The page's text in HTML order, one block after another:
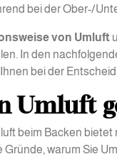
bei der Ober-/
von Umluft
In den
bei der
Umluft
beim Backen
Gründe, warum Sie